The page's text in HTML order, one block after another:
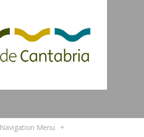
Navigation Menu +